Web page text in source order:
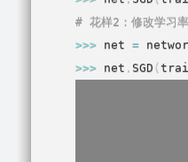
# 花样2：修改学习率
>>> net =
>>> net . SGD (